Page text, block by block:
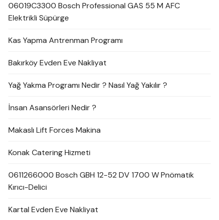
06019C3300 Bosch Professional GAS 55 M AFC
Elektrikli Süpürge
Kas Yapma Antrenman Programı
Bakırköy Evden Eve Nakliyat
Yağ Yakma Programı Nedir ? Nasıl Yağ Yakılır ?
İnsan Asansörleri Nedir ?
Makaslı Lift Forces Makina
Konak Catering Hizmeti
0611266000 Bosch GBH 12-52 DV 1700 W Pnömatik
Kırıcı-Delici
Kartal Evden Eve Nakliyat